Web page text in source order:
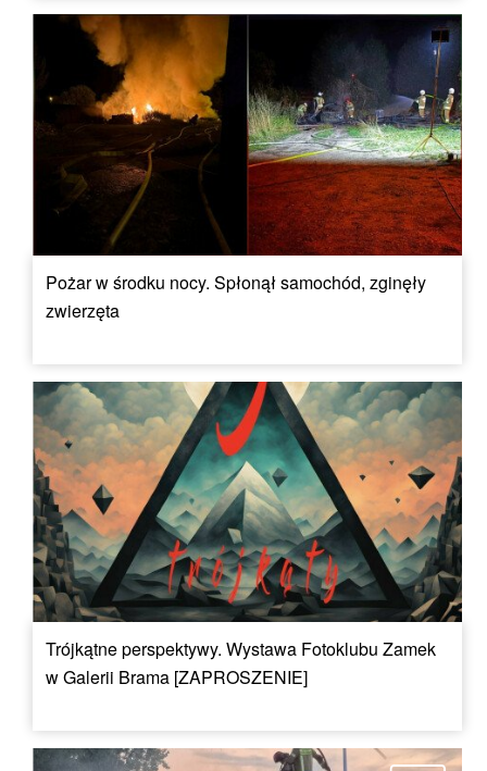
Pożar w środku nocy. Spłonął samochód, zginęły
zwierzęta
Trójkątne perspektywy. Wystawa Fotoklubu Zamek
w Galerii Brama [ZAPROSZENIE]